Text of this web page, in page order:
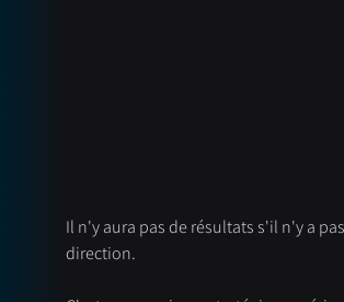
Il n'y aura pas de résultats s'il n'y a
direction.